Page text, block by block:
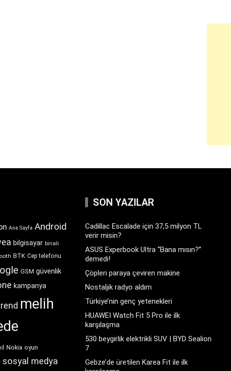
Ana Sayfa Android
bilgisayar binali
BTK Cep telefonu
GSM güvenlik
kampanya
melih
Nokia oyun
sosyal medya
SON YAZILAR
Cadillac Escalade için 37,5 milyon TL
verir misin?
ASUS Experbook Ultra “Bana mısın?”
demedi!
Çöpleri paraya çeviren makine
Nostaljik radyo aldım
Türkiye’nin genç yetenekleri
HUAWEI Watch Fit 5 Pro ile ilk
karşılaşma
530 beygirlik elektrikli SUV | BYD Sealion
7
Gebze’de üretilen Karea Fit ile ilk